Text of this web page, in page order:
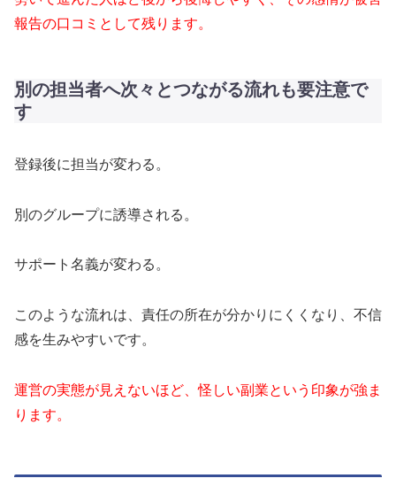
報告の口コミとして残ります。
別の担当者へ次々とつながる流れも要注意で
す
登録後に担当が変わる。
別のグループに誘導される。
サポート名義が変わる。
このような流れは、責任の所在が分かりにくくなり、不信
感を生みやすいです。
運営の実態が見えないほど、怪しい副業という印象が強ま
ります。